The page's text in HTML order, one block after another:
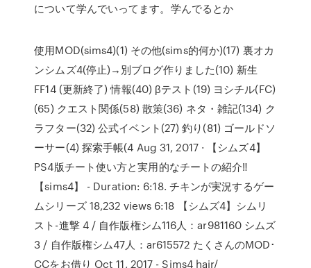
について学んでいってます。学んでるとか
使用MOD(sims4)(1) その他(sims的何か)(17) 裏オカ
ンシムズ4(停止)→別ブログ作りました(10) 新生
FF14 (更新終了) 情報(40) βテスト(19) ヨシチル(FC)
(65) クエスト関係(58) 散策(36) ネタ・雑記(134) ク
ラフター(32) 公式イベント(27) 釣り(81) ゴールドソ
ーサー(4) 探索手帳(4 Aug 31, 2017 · 【シムズ4】
PS4版チート使い方と実用的なチートの紹介‼︎
【sims4】 - Duration: 6:18. チキンが実況するゲー
ムシリーズ 18,232 views 6:18 【シムズ4】シムリ
スト-進撃 4 / 自作版権シム116人：ar981160 シムズ
3 / 自作版権シム47人：ar615572 たくさんのMOD･
CCをお借り Oct 11, 2017 - Sims4 hair/